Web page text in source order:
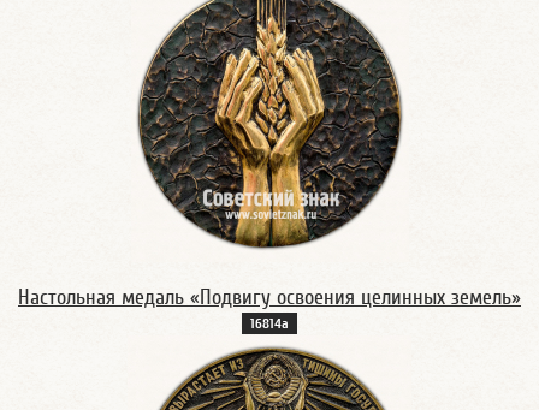
Настольная медаль «Подвигу освоения целинных земель»
16814а